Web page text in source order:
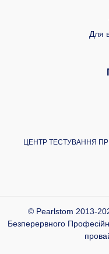
Для
ЦЕНТР ТЕСТУВАННЯ
© Pearlstom 2013-
Безперервного